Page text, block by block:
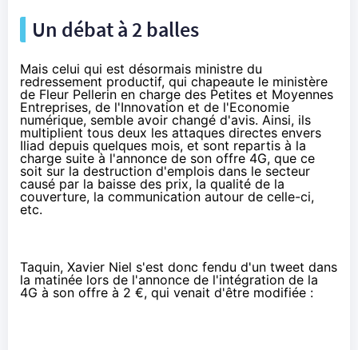
Un débat à 2 balles
Mais celui qui est désormais ministre du
redressement productif, qui chapeaute le ministère
de Fleur Pellerin en charge des Petites et Moyennes
Entreprises, de l'Innovation et de l'Economie
numérique, semble avoir changé d'avis. Ainsi, ils
multiplient tous deux les attaques directes envers
Iliad depuis quelques mois, et sont repartis à la
chargesuite à l'annonce de son offre 4G, que ce
soit sur la destruction d'emplois dans le secteur
causé par la baisse des prix, la qualité de la
couverture, la communication autour de celle-ci,
etc.
Taquin, Xavier Niel s'est donc fendu d'un tweet dans
la matinée lors de l'annonce de l'intégration de la
4G à son offre à 2 €, qui venait d'être modifiée :